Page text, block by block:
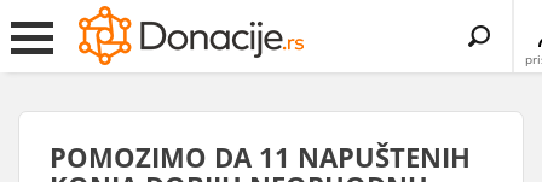
Search
POMOZIMO DA 11 NAPUŠTENIH